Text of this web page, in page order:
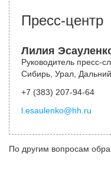
Пресс-центр
Лилия
Руководитель пресс-
Сибирь, Урал,
+7 (383) 207-94-64
l.esaulenko@hh.ru
По другим вопросам